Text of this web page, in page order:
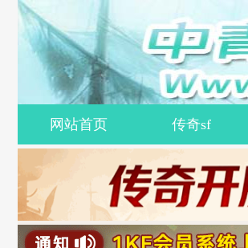
网站首页 传奇sf